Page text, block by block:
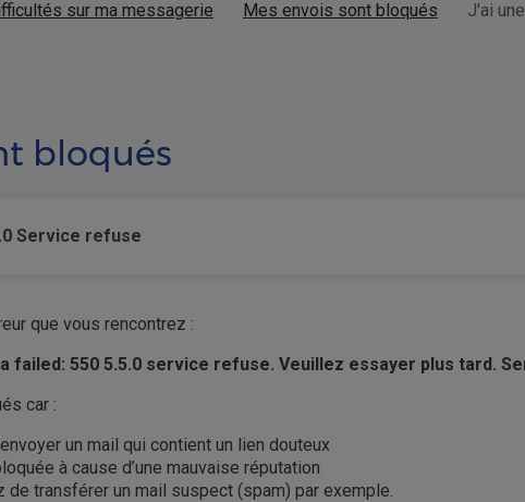
sur ma messagerie Mes envois sont bloqués J'ai
bloqués
Service refuse
que vous rencontrez :
failed: 550 5.5.0 service refuse. Veuillez essayer plus tard.
car :
un mail qui contient un lien douteux
à cause d’une mauvaise réputation
de transférer un mail suspect (spam) par exemple.